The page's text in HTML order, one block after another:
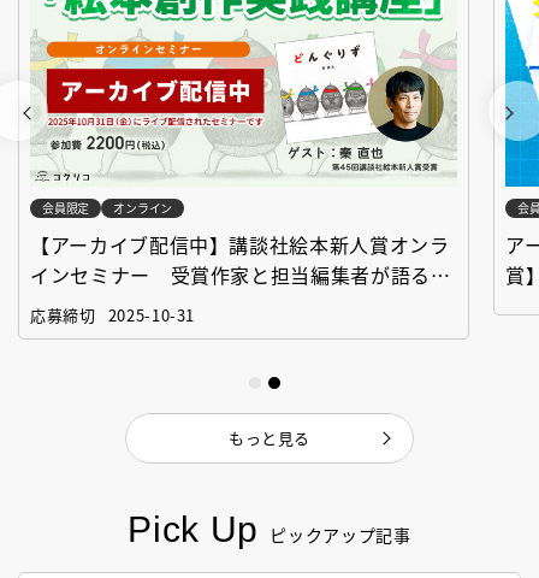
Pick Up ピックアップ記事
会員限定 オンライン
【アーカイブ配信中】講談社絵本新人賞オンラ
インセミナー 受賞作家と担当編集者が語る
「絵本創作実践講座」
応募締切 2025-10-31
会
ア
賞
もっと見る